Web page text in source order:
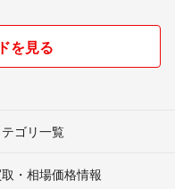
を見る
ゴリ一覧
・相場価格情報